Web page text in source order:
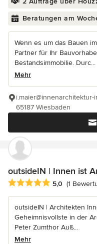
Beratungen am
Wenn es um das Bauen
Partner für Ihr
Bestandsimmobilie. Durc...
Mehr
65187 Wiesbaden
outsideIN | Innen ist
Durchschnittliche
5,0 (1
outsideIN | Architekten
Geheimnisvollste in der
Peter Zumthor Auß...
Mehr